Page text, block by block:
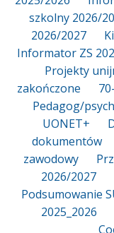
szkolny 2026/
2026/2027
Informator ZS
Projekty
zakończone
Pedagog/
UONET+
dokumentów
zawodowy
2026/2027
Podsumowanie
2025_2026